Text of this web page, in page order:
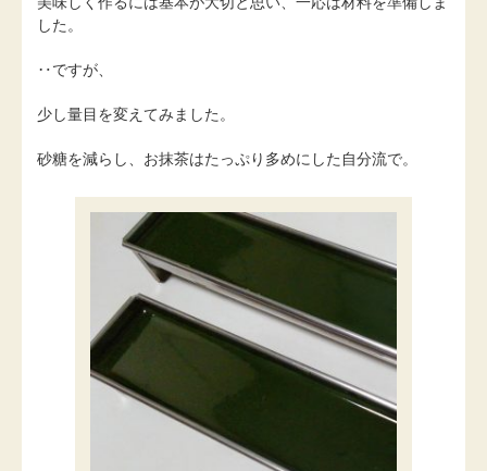
した。
‥ですが、
少し量目を変えてみました。
砂糖を減らし、お抹茶はたっぷり多めにした自分流で。